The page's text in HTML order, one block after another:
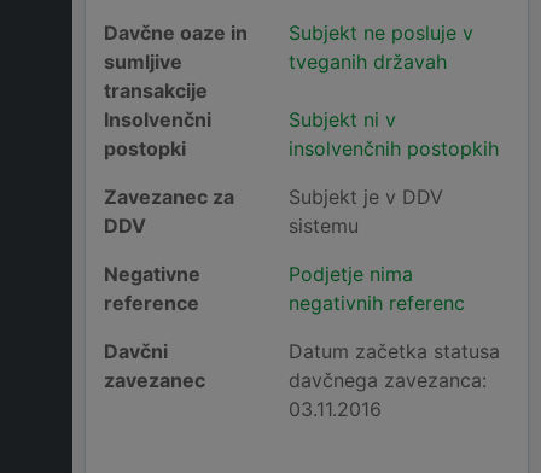
Davčne oaze in
sumljive
transakcije
Subjekt ne posluje v
tveganih državah
Insolvenčni
postopki
Subjekt ni v
insolvenčnih postopkih
Zavezanec za
DDV
Subjekt je v DDV
sistemu
Negativne
reference
Podjetje nima
negativnih referenc
Davčni
zavezanec
Datum začetka statusa
davčnega zavezanca:
03.11.2016